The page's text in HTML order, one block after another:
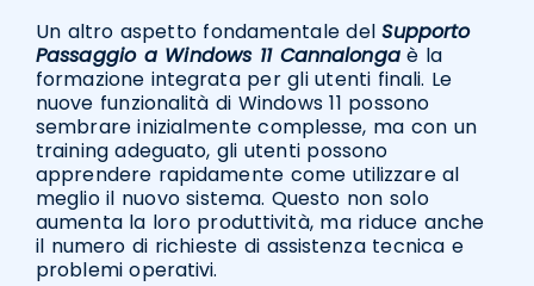
Un altro aspetto fondamentale delSupporto
Passaggio a Windows 11 Cannalongaè la
formazione integrata per gli utenti finali. Le
nuove funzionalità di Windows 11 possono
sembrare inizialmente complesse, ma con un
training adeguato, gli utenti possono
apprendere rapidamente come utilizzare al
meglio il nuovo sistema. Questo non solo
aumenta la loro produttività, ma riduce anche
il numero di richieste di assistenza tecnica e
problemi operativi.